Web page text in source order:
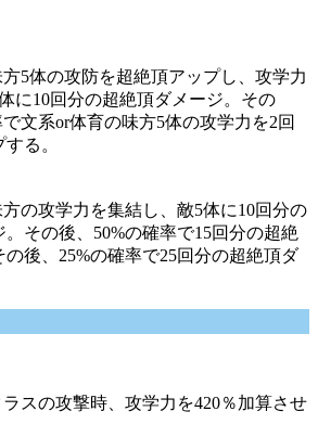
5体の攻防を超絶頂アップし、攻学力
に10回分の超絶頂ダメージ。その
文系or体育の味方5体の攻学力を2回
る。
の攻学力を集結し、敵5体に10回分の
その後、50%の確率で15回分の超絶
後、25%の確率で25回分の超絶頂ダ
スの攻撃時、攻学力を420％加算させ